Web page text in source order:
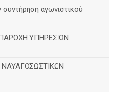
αγωνιστικού
ΥΠΗΡΕΣΙΩΝ